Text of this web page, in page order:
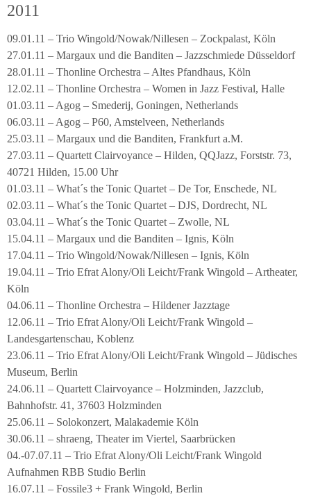
2011
09.01.11 – Trio Wingold/Nowak/Nillesen – Zockpalast, Köln
27.01.11 – Margaux und die Banditen – Jazzschmiede Düsseldorf
28.01.11 – Thonline Orchestra – Altes Pfandhaus, Köln
12.02.11 – Thonline Orchestra – Women in Jazz Festival, Halle
01.03.11 – Agog – Smederij, Goningen, Netherlands
06.03.11 – Agog – P60, Amstelveen, Netherlands
25.03.11 – Margaux und die Banditen, Frankfurt a.M.
27.03.11 – Quartett Clairvoyance – Hilden, QQJazz, Forststr. 73,
40721 Hilden, 15.00 Uhr
01.03.11 – What´s the Tonic Quartet – De Tor, Enschede, NL
02.03.11 – What´s the Tonic Quartet – DJS, Dordrecht, NL
03.04.11 – What´s the Tonic Quartet – Zwolle, NL
15.04.11 – Margaux und die Banditen – Ignis, Köln
17.04.11 – Trio Wingold/Nowak/Nillesen – Ignis, Köln
19.04.11 – Trio Efrat Alony/Oli Leicht/Frank Wingold – Artheater,
Köln
04.06.11 – Thonline Orchestra – Hildener Jazztage
12.06.11 – Trio Efrat Alony/Oli Leicht/Frank Wingold –
Landesgartenschau, Koblenz
23.06.11 – Trio Efrat Alony/Oli Leicht/Frank Wingold – Jüdisches
Museum, Berlin
24.06.11 – Quartett Clairvoyance – Holzminden, Jazzclub,
Bahnhofstr. 41, 37603 Holzminden
25.06.11 – Solokonzert, Malakademie Köln
30.06.11 – shraeng, Theater im Viertel, Saarbrücken
04.-07.07.11 – Trio Efrat Alony/Oli Leicht/Frank Wingold
Aufnahmen RBB Studio Berlin
16.07.11 – Fossile3 + Frank Wingold, Berlin